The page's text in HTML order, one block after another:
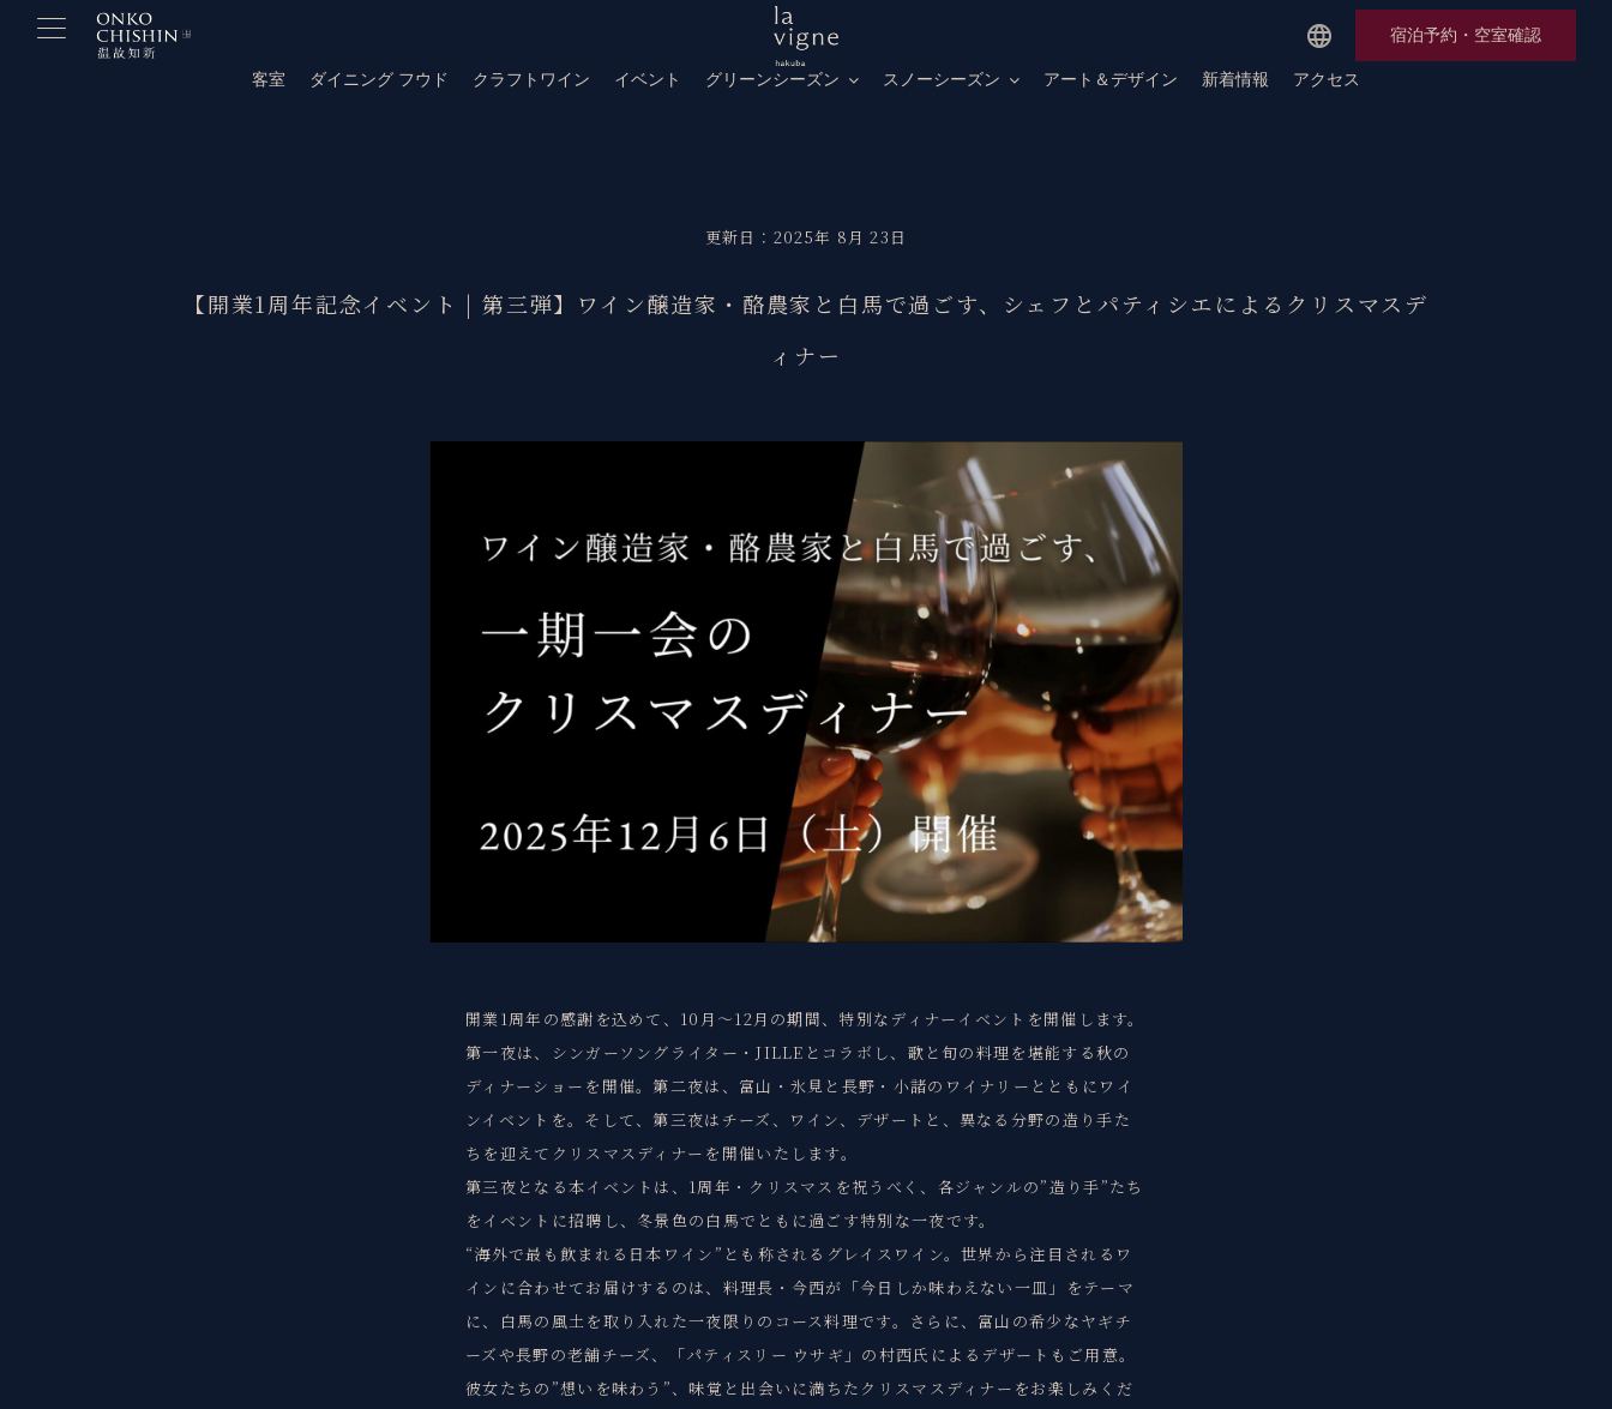
Skip
宿泊予約・空室確認
客室 ダイニング フウド クラフトワイン イベント グリーンシーズン スノーシーズン アート＆デザイン 新着情報 アクセス
更新日：2025年 8月 23日
【開業1周年記念イベント | 第三弾】ワイン醸造家・酪農家と白馬で過ごす、シェフとパティシエによるクリスマスデ
ィナー
開業1周年の感謝を込めて、10月～12月の期間、特別なディナーイベントを開催します。
第一夜は、シンガーソングライター・JILLEとコラボし、歌と旬の料理を堪能する秋の
ディナーショーを開催。第二夜は、富山・氷見と長野・小諸のワイナリーとともにワイ
ンイベントを。そして、第三夜はチーズ、ワイン、デザートと、異なる分野の造り手た
ちを迎えてクリスマスディナーを開催いたします。
第三夜となる本イベントは、1周年・クリスマスを祝うべく、各ジャンルの”造り手”たち
をイベントに招聘し、冬景色の白馬でともに過ごす特別な一夜です。
“海外で最も飲まれる日本ワイン”とも称されるグレイスワイン。世界から注目されるワ
インに合わせてお届けするのは、料理長・今西が「今日しか味わえない一皿」をテーマ
に、白馬の風土を取り入れた一夜限りのコース料理です。さらに、富山の希少なヤギチ
ーズや長野の老舗チーズ、「パティスリー ウサギ」の村西氏によるデザートもご用意。
彼女たちの”想いを味わう”、味覚と出会いに満ちたクリスマスディナーをお楽しみくだ